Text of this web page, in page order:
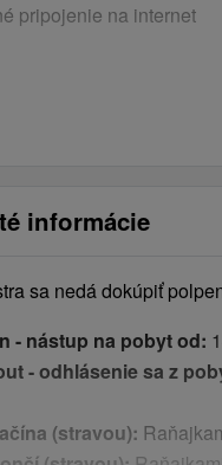
pripojenie na internet
rokov na prístelke
zadarmo.
pri príchode na
1,10 € / osoba /
9 € / noc
na hotelovom
informácie
sa nedá dokúpiť
- nástup na pobyt od:
- odhlásenie sa z
(stravou):